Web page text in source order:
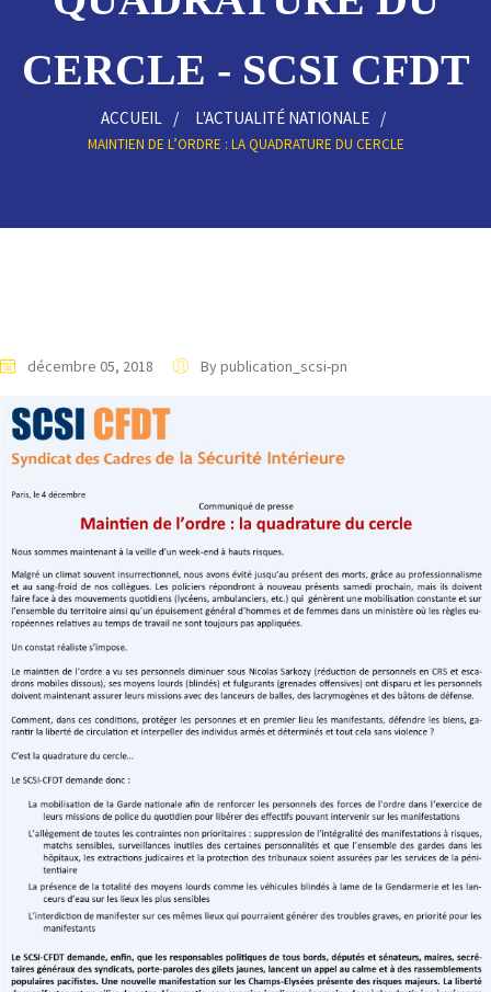
CERCLE - SCSI CFDT
ACCUEIL L'ACTUALITÉ NATIONALE
MAINTIEN DE L’ORDRE : LA QUADRATURE DU CERCLE
décembre 05, 2018 By publication_scsi-pn